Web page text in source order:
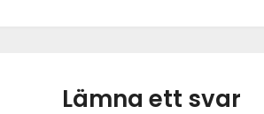
Lämna ett svar